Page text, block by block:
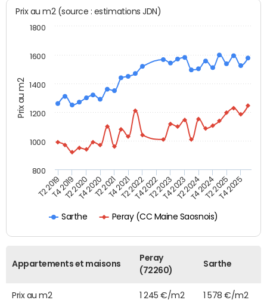
Prix au m2
Prix au m2 (source : estimations JDN)
Sarthe Peray (CC Maine Saosnois)
T2 2019T4 2019T2 2020T4 2020T2 2021T4 2021T2 2022T4 2022T2 2023T4 2023T2 2024T4 2024T2 2025T4 2025
800
1000
1200
1400
1600
1800
Appartements et maisons
Peray
(72260)
Sarthe
Prix au m2 1 245 €/m2 1 578 €/m2